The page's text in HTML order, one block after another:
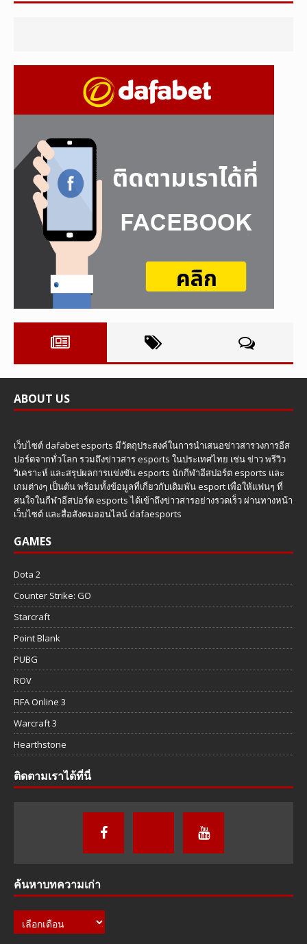
ABOUT US
เว็บไซต์ dafabet esports มีวัตถุประสงค์ในการนำเสนอข่าวสารวงการอีส
ปอร์ตจากทั่วโลก รวมถึงข่าวสาร esports ในประเทศไทย เช่น ข่าว พรีวิว
วิเคราะห์ และสรุปผลการแข่งขัน esports นักกีฬาอีสปอร์ต esports และ
เกมต่างๆ เป็นต้น พร้อมทั้งข้อมูลที่เกี่ยวกับเดิมพัน esport เพื่อให้แฟนๆ ที่
สนใจในกีฬาอีสปอร์ต esports ได้เข้าถึงข่าวสารอย่างรวดเร็ว ผ่านทางหน้า
เว็บไซต์ และสื่อสังคมออนไลน์ dafaesports
GAMES
Dota 2
Counter Strike: GO
Starcraft
Point Blank
PUBG
ROV
FIFA Online 3
Warcraft 3
Hearthstone
ติดตามเราได้ที่นี่
ค้นหาบทความเก่า